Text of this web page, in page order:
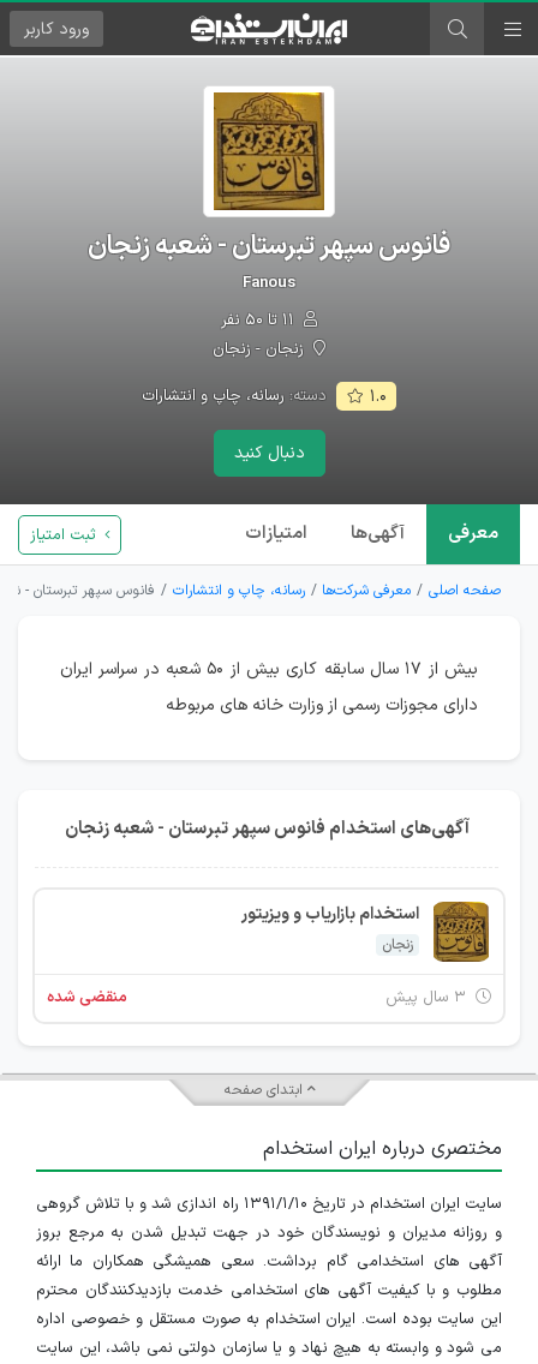
ورود کاربر
فانوس سپهر تبرستان - شعبه زنجان
Fanous
زنجان - زنجان
۱.۰ دسته: رسانه، چاپ و انتشارات
دنبال کنید
معرفی آگهی‌ها امتیازات ثبت امتیاز
صفحه اصلی معرفی شرکت‌ها رسانه، چاپ و انتشارات فانوس سپهر تبرستان -
بیش از ۱۷ سال سابقه کاری بیش از ۵۰ شعبه در سراسر ایران
دارای مجوزات رسمی از وزارت خانه های مربوطه
آگهی‌های استخدام فانوس سپهر تبرستان - شعبه زنجان
استخدام بازاریاب و ویزیتور
زنجان
منقضی شده
ابتدای صفحه
مختصری درباره ایران استخدام
سایت ایران استخدام در تاریخ ۱۳۹۱/۱/۱۰ راه اندازی شد و با تلاش گروهی
و روزانه مدیران و نویسندگان خود در جهت تبدیل شدن به مرجع بروز
آگهی های استخدامی گام برداشت. سعی همیشگی همکاران ما ارائه
مطلوب و با کیفیت آگهی های استخدامی خدمت بازدیدکنندگان محترم
این سایت بوده است. ایران استخدام به صورت مستقل و خصوصی اداره
می شود و وابسته به هیچ نهاد و یا سازمان دولتی نمی باشد، این سایت